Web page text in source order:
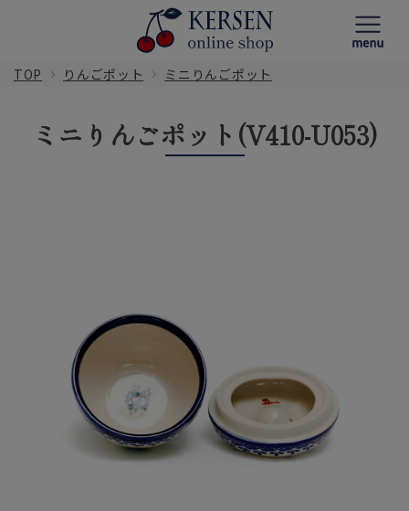
TOP りんごポット ミニりんごポット
ミニりんごポット(V410-U053)